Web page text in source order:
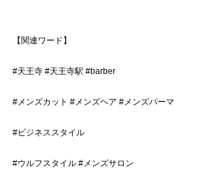
【関連ワード】
#天王寺 #天王寺駅 #barber
#メンズカット #メンズヘア #メンズパーマ
#ビジネススタイル
#ウルフスタイル #メンズサロン